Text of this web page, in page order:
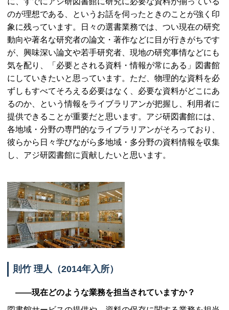
のが理想である、というお話を伺ったときのことが強く印
象に残っています。日々の選書業務では、つい現在の研究
動向や著名な研究者の論文・著作などに目が行きがちです
が、興味深い論文や若手研究者、現地の研究事情などにも
気を配り、「必要とされる資料・情報が常にある」図書館
にしていきたいと思っています。ただ、物理的な資料を必
ずしもすべてそろえる必要はなく、必要な資料がどこにあ
るのか、という情報をライブラリアンが把握し、利用者に
提供できることが重要だと思います。アジ研図書館には、
各地域・分野の専門的なライブラリアンがそろっており、
彼らから日々学びながら多地域・多分野の資料情報を収集
し、アジ研図書館に貢献したいと思います。
則竹 理人（2014年入所）
――現在どのような業務を担当されていますか？